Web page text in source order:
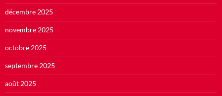
décembre 2025
novembre 2025
octobre 2025
septembre 2025
août 2025